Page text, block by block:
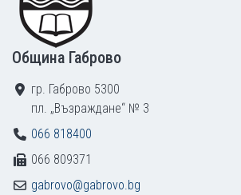
Община Габрово
гр. Габрово 5300
пл. „Възраждане“ № 3
066 818400
066 809371
gabrovo@gabrovo.bg